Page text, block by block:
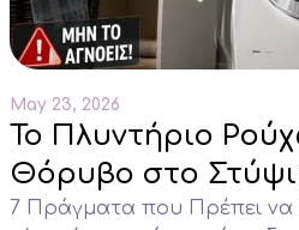
May 23, 2026
Το Πλυντήριο
Θόρυβο στο
7 Πράγματα που Πρέπει να